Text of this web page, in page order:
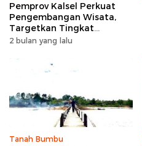
Pemprov Kalsel Perkuat
Pengembangan Wisata,
Targetkan Tingkat
Kunjungan Naik 5 Persen di
2 bulan yang lalu
Tanah Bumbu